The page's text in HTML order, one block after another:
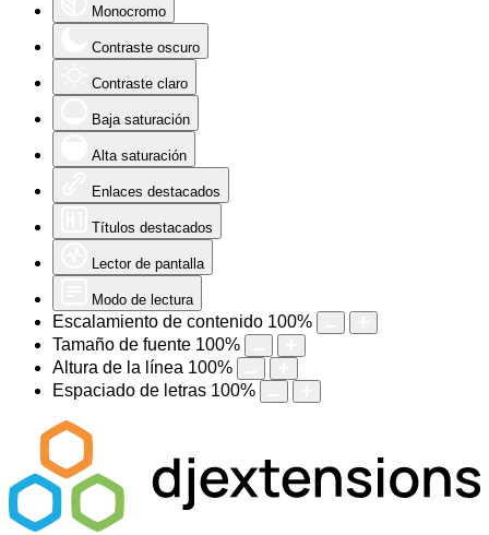
Monocromo
Contraste oscuro
Contraste claro
Baja saturación
Alta saturación
Enlaces destacados
Títulos destacados
Lector de pantalla
Modo de lectura
Escalamiento de contenido 100%
Tamaño de fuente 100%
Altura de la línea 100%
Espaciado de letras 100%